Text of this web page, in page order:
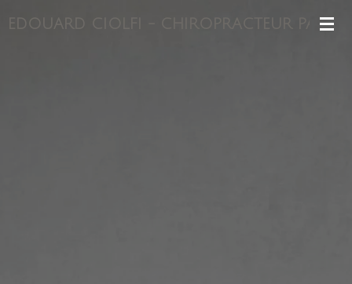
Passer
EDOUARD CIOLFI - CHIROPRACTEUR PARIS